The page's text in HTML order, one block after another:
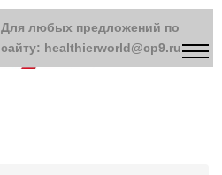
Для любых предложений по
сайту: healthierworld@cp9.ru